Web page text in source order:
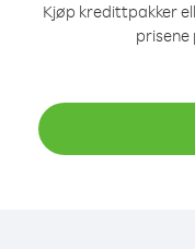
Kjøp kredittpakker